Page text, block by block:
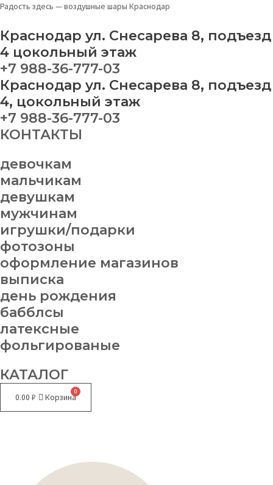
Перейти
содержимому
Радость здесь — воздушные шары Краснодар
Краснодар ул. Снесарева 8, подъезд
4 цокольный этаж
+7 988-36-777-03
Краснодар ул. Снесарева 8, подъезд
4, цокольный этаж
+7 988-36-777-03
КОНТАКТЫ
девочкам
мальчикам
девушкам
мужчинам
игрушки/подарки
фотозоны
оформление магазинов
выписка
день рождения
бабблсы
латексные
фольгированые
КАТАЛОГ
0.00 ₽ Корзина
Набор
№59
quantity